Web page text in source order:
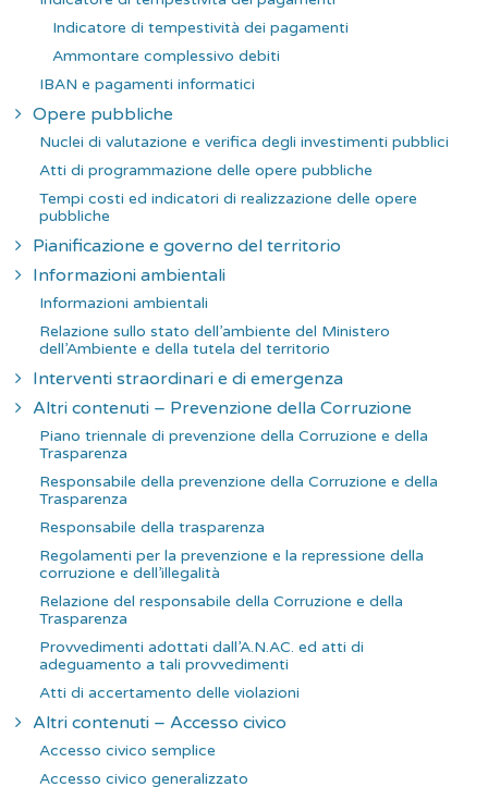
Indicatore di tempestività dei pagamenti
Ammontare complessivo debiti
IBAN e pagamenti informatici
Opere pubbliche
Nuclei di valutazione e verifica degli investimenti pubblici
Atti di programmazione delle opere pubbliche
Tempi costi ed indicatori di realizzazione delle opere
pubbliche
Pianificazione e governo del territorio
Informazioni ambientali
Informazioni ambientali
Relazione sullo stato dell’ambiente del Ministero
dell’Ambiente e della tutela del territorio
Interventi straordinari e di emergenza
Altri contenuti – Prevenzione della Corruzione
Piano triennale di prevenzione della Corruzione e della
Trasparenza
Responsabile della prevenzione della Corruzione e della
Trasparenza
Responsabile della trasparenza
Regolamenti per la prevenzione e la repressione della
corruzione e dell’illegalità
Relazione del responsabile della Corruzione e della
Trasparenza
Provvedimenti adottati dall’A.N.AC. ed atti di
adeguamento a tali provvedimenti
Atti di accertamento delle violazioni
Altri contenuti – Accesso civico
Accesso civico semplice
Accesso civico generalizzato